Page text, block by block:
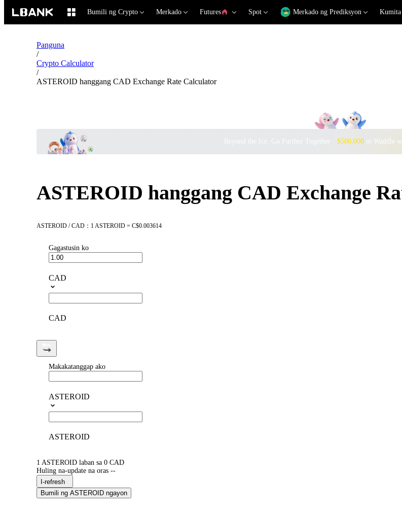
Bumili ng Crypto Merkado Futures Spot Merkado ng Prediksyon Kumita
Panguna
/
Crypto Calculator
/
ASTEROID hanggang CAD Exchange Rate Calculator
Beyond the Ice, Go Further Together · $500,000to Waddle
ASTEROID hanggang CAD Exchange
ASTEROID / CAD：1 ASTEROID = C$0.003614
Gagastusin ko
CAD
CAD
Makakatanggap ako
ASTEROID
ASTEROID
1 ASTEROID laban sa 0 CAD
Huling na-update na oras --
I-refresh
Bumili ng ASTEROID ngayon